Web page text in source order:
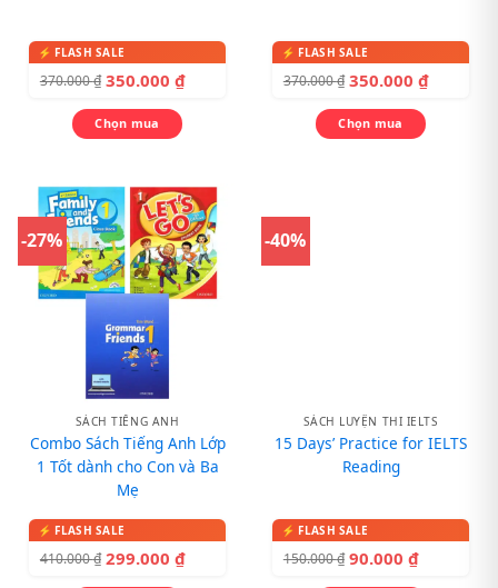
370.000₫ 350.000 ₫
Chọn mua
370.000₫ 350.000 ₫
Chọn mua
-27%
SÁCH TIẾNG ANH
Combo Sách Tiếng Anh Lớp
1 Tốt dành cho Con và Ba
Mẹ
410.000₫ 299.000 ₫
-40%
SÁCH LUYỆN THI IELTS
15 Days’ Practice for IELTS
Reading
150.000₫ 90.000 ₫